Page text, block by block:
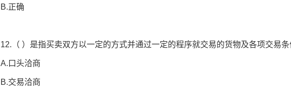
B.正确
12.（ ）是指买卖双方以一定的方式并通过一定的程序就交易的货物及各项交易
A.口头洽商
B.交易洽商